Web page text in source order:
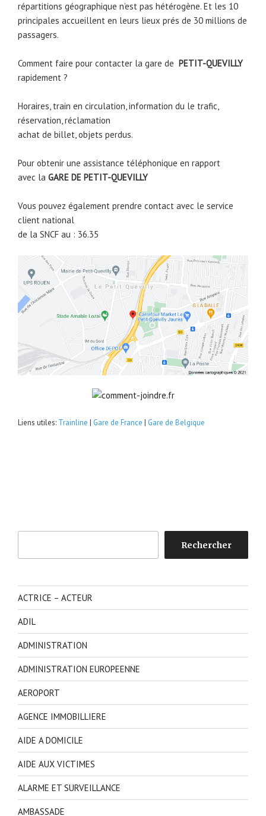
répartitions géographique n’est pas hétérogène. Et les 10
principales accueillent en leurs lieux prés de 30 millions de
passagers.
Comment faire pour contacter la gare de PETIT-QUEVILLY
rapidement ?
Horaires, train en circulation, information du le trafic,
réservation, réclamation
achat de billet, objets perdus.
Pour obtenir une assistance téléphonique en rapport
avec la GARE DE PETIT-QUEVILLY
Vous pouvez également prendre contact avec le service
client national
de la SNCF au : 36.35
Liens utiles: Trainline | Gare de France | Gare de Belgique
Rechercher
ACTRICE – ACTEUR
ADIL
ADMINISTRATION
ADMINISTRATION EUROPEENNE
AEROPORT
AGENCE IMMOBILLIERE
AIDE A DOMICILE
AIDE AUX VICTIMES
ALARME ET SURVEILLANCE
AMBASSADE